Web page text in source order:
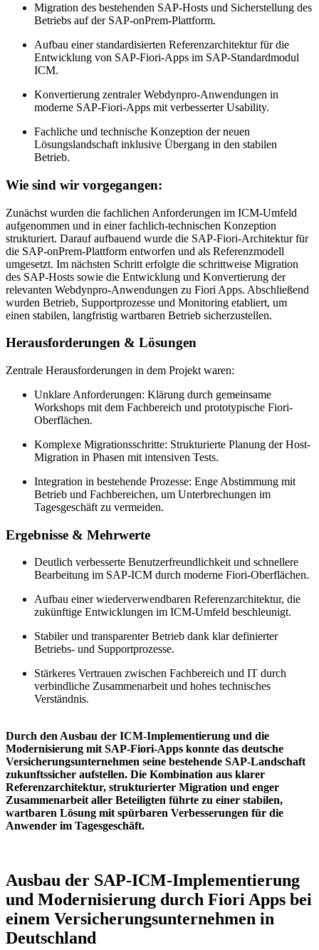
Migration des bestehenden SAP-Hosts und Sicherstellung des
Betriebs auf der SAP-onPrem-Plattform.
Aufbau einer standardisierten Referenzarchitektur für die
Entwicklung von SAP-Fiori-Apps im SAP-Standardmodul
ICM.
Konvertierung zentraler Webdynpro-Anwendungen in
moderne SAP-Fiori-Apps mit verbesserter Usability.
Fachliche und technische Konzeption der neuen
Lösungslandschaft inklusive Übergang in den stabilen
Betrieb.
Wie sind wir vorgegangen:
Zunächst wurden die fachlichen Anforderungen im ICM-Umfeld
aufgenommen und in einer fachlich-technischen Konzeption
strukturiert. Darauf aufbauend wurde die SAP-Fiori-Architektur für
die SAP-onPrem-Plattform entworfen und als Referenzmodell
umgesetzt. Im nächsten Schritt erfolgte die schrittweise Migration
des SAP-Hosts sowie die Entwicklung und Konvertierung der
relevanten Webdynpro-Anwendungen zu Fiori Apps. Abschließend
wurden Betrieb, Supportprozesse und Monitoring etabliert, um
einen stabilen, langfristig wartbaren Betrieb sicherzustellen.
Herausforderungen & Lösungen
Zentrale Herausforderungen in dem Projekt waren:
Unklare Anforderungen: Klärung durch gemeinsame
Workshops mit dem Fachbereich und prototypische Fiori-
Oberflächen.
Komplexe Migrationsschritte: Strukturierte Planung der Host-
Migration in Phasen mit intensiven Tests.
Integration in bestehende Prozesse: Enge Abstimmung mit
Betrieb und Fachbereichen, um Unterbrechungen im
Tagesgeschäft zu vermeiden.
Ergebnisse & Mehrwerte
Deutlich verbesserte Benutzerfreundlichkeit und schnellere
Bearbeitung im SAP-ICM durch moderne Fiori-Oberflächen.
Aufbau einer wiederverwendbaren Referenzarchitektur, die
zukünftige Entwicklungen im ICM-Umfeld beschleunigt.
Stabiler und transparenter Betrieb dank klar definierter
Betriebs- und Supportprozesse.
Stärkeres Vertrauen zwischen Fachbereich und IT durch
verbindliche Zusammenarbeit und hohes technisches
Verständnis.
Durch den Ausbau der ICM-Implementierung und die
Modernisierung mit SAP-Fiori-Apps konnte das deutsche
Versicherungsunternehmen seine bestehende SAP-Landschaft
zukunftssicher aufstellen. Die Kombination aus klarer
Referenzarchitektur, strukturierter Migration und enger
Zusammenarbeit aller Beteiligten führte zu einer stabilen,
wartbaren Lösung mit spürbaren Verbesserungen für die
Anwender im Tagesgeschäft.
Ausbau der SAP-ICM-Implementierung
und Modernisierung durch Fiori Apps bei
einem Versicherungsunternehmen in
Deutschland